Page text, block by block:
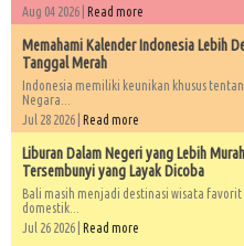
Aug 04 2026 | Read more
Memahami Kalender Indonesia Lebih
Tanggal Merah
Indonesia memiliki keunikan khusus
Negara...
Jul 28 2026 | Read more
Liburan Dalam Negeri yang Lebih
Tersembunyi yang Layak Dicoba
Bali masih menjadi destinasi wisata favorit
domestik...
Jul 26 2026 | Read more